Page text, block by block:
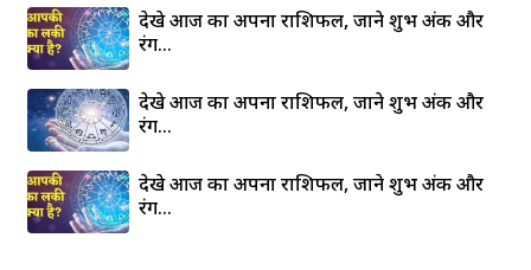
देखे आज का अपना राशिफल, जाने शुभ अंक और
रंग…
देखे आज का अपना राशिफल, जाने शुभ अंक और
रंग…
देखे आज का अपना राशिफल, जाने शुभ अंक और
रंग…